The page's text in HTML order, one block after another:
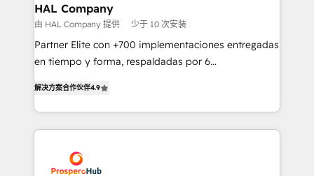
empowering our clients and developing their
autonomy. Get to grips with HubSpot through
guided implementation and seamless integration of
the CRM platform into your digital ecosystem. Would
marketing strategy? We'll provide support tailored
to your needs and sales objectives. With 125+
Accreditations. Based in Canada (coast to coast), our
services are offered in both English & French.
HAL Company
由 HAL Company 提供 少于 10 次安装
Partner Elite con +700 implementaciones entregadas
en tiempo y forma, respaldadas por 6
Certified Trainers avalados por HubSpot Academy.
Acompañamos a las empresas en cada etapa de su
crecimiento integrando estrategia, tecnología y
reales. Nos caracterizamos por combinar excelencia
解决方案合作伙伴4.9